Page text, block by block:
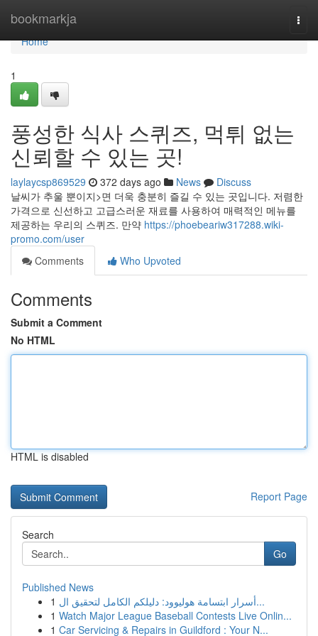
bookmarkja
Home
Home
1
풍성한 식사 스퀴즈, 먹튀 없는
신뢰할 수 있는 곳!
laylaycsp869529 372 days ago News
Discuss
날씨가 추울 뿐이지>면 더욱 충분히 즐길 수 있는 곳입니다. 저렴한
가격으로 신선하고 고급스러운 재료를 사용하여 매력적인 메뉴를
제공하는 우리의 스퀴즈. 만약 https://phoebeariw317288.wiki-
promo.com/user
Comments
Who Upvoted
Comments
Submit a Comment
No HTML
HTML is disabled
Report Page
Search
Go
Published News
1
أسرار ابتسامة هوليوود: دليلكم الكامل لتحقيق ال...
1 Watch Major League Baseball Contests Live Onlin...
1 Car Servicing & Repairs in Guildford : Your N...